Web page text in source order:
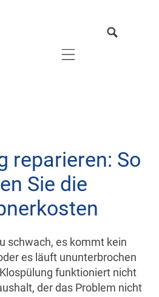
Mobile navigation
reparieren: So
Sie die
schwach, es kommt kein
es läuft ununterbrochen
funktioniert nicht
der das Problem nicht